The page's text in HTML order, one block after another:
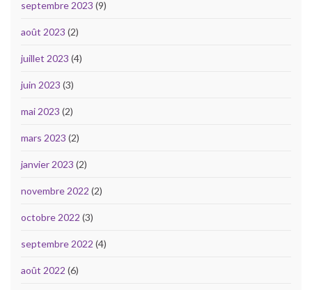
septembre 2023 (9)
août 2023 (2)
juillet 2023 (4)
juin 2023 (3)
mai 2023 (2)
mars 2023 (2)
janvier 2023 (2)
novembre 2022 (2)
octobre 2022 (3)
septembre 2022 (4)
août 2022 (6)